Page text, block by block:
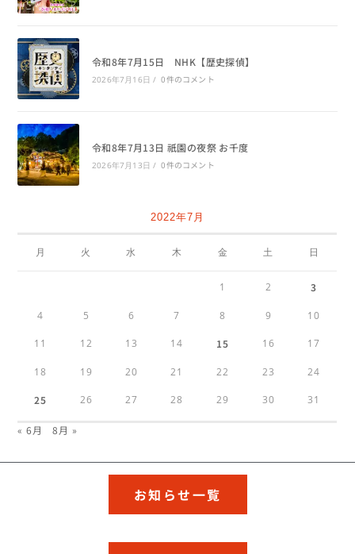
令和8年7月15日 NHK【歴史探偵】
2026年7月16日 / 0件のコメント
令和8年7月13日 祇園の夜祭 お千度
2026年7月13日 / 0件のコメント
2022年7月
月 火 水 木 金 土 日
1 2 3
4 5 6 7 8 9 10
11 12 13 14 15 16 17
18 19 20 21 22 23 24
25 26 27 28 29 30 31
« 6月 8月 »
お知らせ一覧